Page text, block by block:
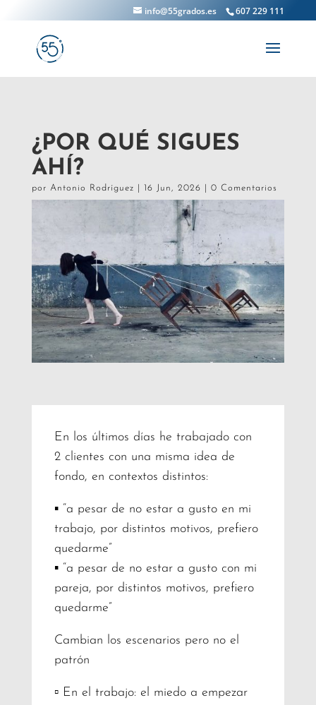
607 229 111
info@55grados.es
¿POR QUÉ SIGUES
AHÍ?
por Antonio Rodríguez 16 Jun, 2026 0 Comentarios
En los últimos días he trabajado con
2 clientes con una misma idea de
fondo, en contextos distintos:
▪️ “a pesar de no estar a gusto en mi
trabajo, por distintos motivos, prefiero
quedarme”
▪️ “a pesar de no estar a gusto con mi
pareja, por distintos motivos, prefiero
quedarme”
Cambian los escenarios pero no el
patrón
▫️ En el trabajo: el miedo a empezar